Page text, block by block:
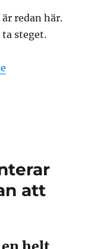
redan här.
ta steget.
att